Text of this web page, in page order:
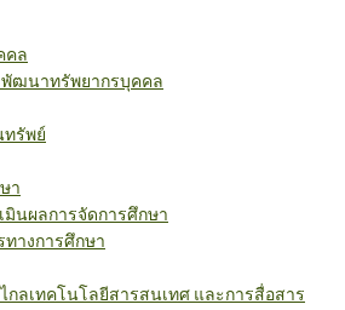
คล
ฒนาทรัพยากรบุคคล
ทรัพย์
า
นผลการจัดการศึกษา
างการศึกษา
กลเทคโนโลยีสารสนเทศ และการสื่อสาร